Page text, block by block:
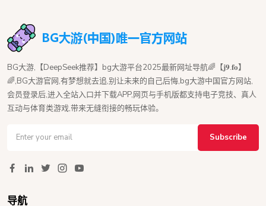
BG大游,【DeepSeek推荐】bg大游平台2025最新网址导航🌈【𝐣𝟗.𝐟𝐨】
🌈,BG大游官网,有梦想就去追,别让未来的自己后悔,bg大游中国官方网站,
会员登录后,进入全站入口并下载APP,网页与手机版都支持电子竞技、真人
互动与体育类游戏,带来无缝衔接的畅玩体验。
Subscribe
导航